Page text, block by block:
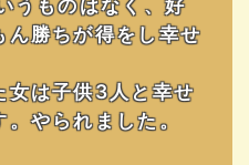
うものはなく、好
ん勝ちが得をし幸せ
女は子供3人と幸せ
やられました。